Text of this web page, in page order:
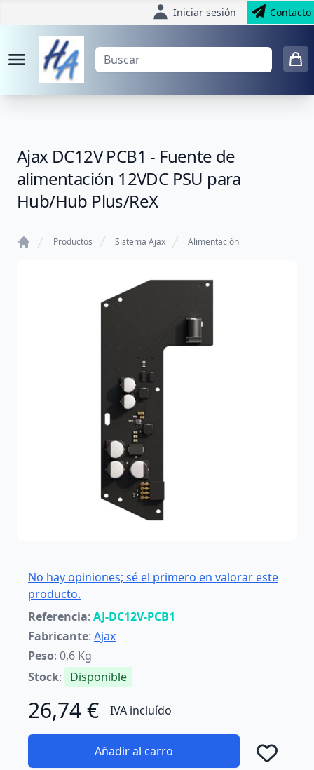
Iniciar sesión Contacto
Ajax DC12V PCB1 - Fuente de
alimentación 12VDC PSU para
Hub/Hub Plus/ReX
Productos Sistema Ajax Alimentación
No hay opiniones; sé el primero en valorar este
producto.
Referencia: AJ-DC12V-PCB1
Fabricante: Ajax
Peso: 0,6 Kg
Stock: Disponible
26,74 € IVA incluído
Añadir al carro